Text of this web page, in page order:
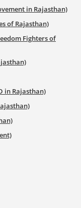
in Rajasthan)
of Rajasthan)
Fighters of
in Rajasthan)